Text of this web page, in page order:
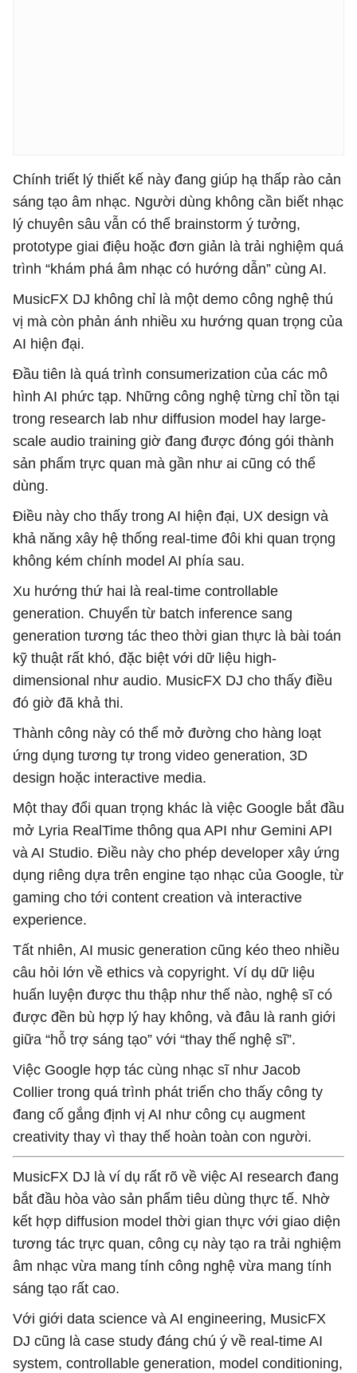
Chính triết lý thiết kế này đang giúp hạ thấp rào cản
sáng tạo âm nhạc. Người dùng không cần biết nhạc
lý chuyên sâu vẫn có thể brainstorm ý tưởng,
prototype giai điệu hoặc đơn giản là trải nghiệm quá
trình “khám phá âm nhạc có hướng dẫn” cùng AI.
MusicFX DJ không chỉ là một demo công nghệ thú
vị mà còn phản ánh nhiều xu hướng quan trọng của
AI hiện đại.
Đầu tiên là quá trình consumerization của các mô
hình AI phức tạp. Những công nghệ từng chỉ tồn tại
trong research lab như diffusion model hay large-
scale audio training giờ đang được đóng gói thành
sản phẩm trực quan mà gần như ai cũng có thể
dùng.
Điều này cho thấy trong AI hiện đại, UX design và
khả năng xây hệ thống real-time đôi khi quan trọng
không kém chính model AI phía sau.
Xu hướng thứ hai là real-time controllable
generation. Chuyển từ batch inference sang
generation tương tác theo thời gian thực là bài toán
kỹ thuật rất khó, đặc biệt với dữ liệu high-
dimensional như audio. MusicFX DJ cho thấy điều
đó giờ đã khả thi.
Thành công này có thể mở đường cho hàng loạt
ứng dụng tương tự trong video generation, 3D
design hoặc interactive media.
Một thay đổi quan trọng khác là việc Google bắt đầu
mở Lyria RealTime thông qua API như Gemini API
và AI Studio. Điều này cho phép developer xây ứng
dụng riêng dựa trên engine tạo nhạc của Google, từ
gaming cho tới content creation và interactive
experience.
Tất nhiên, AI music generation cũng kéo theo nhiều
câu hỏi lớn về ethics và copyright. Ví dụ dữ liệu
huấn luyện được thu thập như thế nào, nghệ sĩ có
được đền bù hợp lý hay không, và đâu là ranh giới
giữa “hỗ trợ sáng tạo” với “thay thế nghệ sĩ”.
Việc Google hợp tác cùng nhạc sĩ như Jacob
Collier trong quá trình phát triển cho thấy công ty
đang cố gắng định vị AI như công cụ augment
creativity thay vì thay thế hoàn toàn con người.
MusicFX DJ là ví dụ rất rõ về việc AI research đang
bắt đầu hòa vào sản phẩm tiêu dùng thực tế. Nhờ
kết hợp diffusion model thời gian thực với giao diện
tương tác trực quan, công cụ này tạo ra trải nghiệm
âm nhạc vừa mang tính công nghệ vừa mang tính
sáng tạo rất cao.
Với giới data science và AI engineering, MusicFX
DJ cũng là case study đáng chú ý về real-time AI
system, controllable generation, model conditioning,